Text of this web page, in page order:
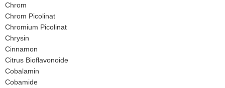
Chrom
Chrom Picolinat
Chromium Picolinat
Chrysin
Cinnamon
Citrus Bioflavonoide
Cobalamin
Cobamide